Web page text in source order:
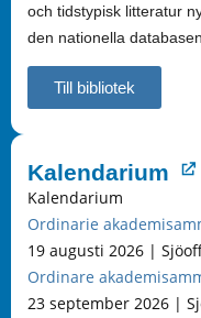
och tidstypisk litteratur
den nationella
Till bibliotek
Kalendarium
Kalendarium
Ordinarie
19 augusti 2026 |
Ordinare
23 september 2026 |